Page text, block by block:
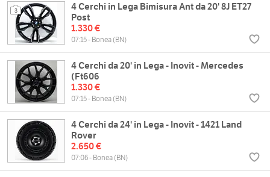
3
4 Cerchi in Lega Bimisura Ant da 20' 8J ET27
Post
1.330 €
07:15 - Bonea (BN)
4 Cerchi da 20' in Lega - Inovit - Mercedes
(Ft606
1.330 €
07:15 - Bonea (BN)
4 Cerchi da 24' in Lega - Inovit - 1421 Land
Rover
2.650 €
07:06 - Bonea (BN)